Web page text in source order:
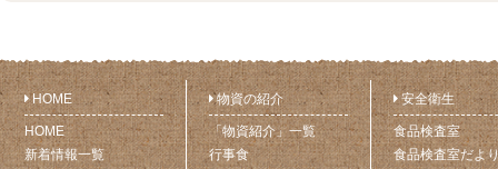
HOME
HOME
新着情報一覧
物資の紹介
「物資紹介」一覧
行事食
安全衛生
食品検査室
食品検査室だよ